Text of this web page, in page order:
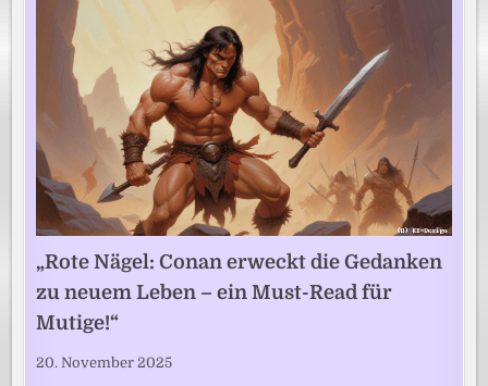
„Rote Nägel: Conan erweckt die Gedanken
zu neuem Leben – ein Must-Read für
Mutige!“
20. November 2025